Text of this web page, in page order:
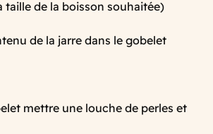
taille de la boisson souhaitée)
de la jarre dans le gobelet
mettre une louche de perles et